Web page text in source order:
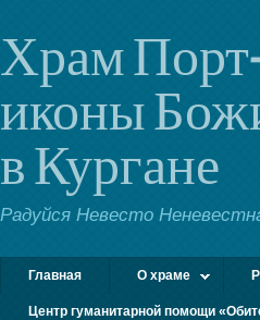
Храм
иконы
в Кургане
Радуйся Невесто
Главная О храме
Центр гуманитарной помощи